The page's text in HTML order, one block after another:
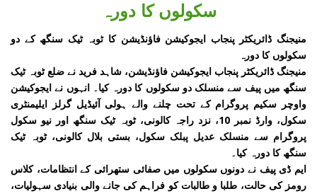
سکولوں کا دورہ
منیجنگ ڈائریکٹر پنجاب ایجوکیشن فاؤنڈیشن کا ٹوبہ ٹیک سنگھ کے دو
سکولوں کا دورہ
منیجنگ ڈائریکٹر پنجاب ایجوکیشن فاؤنڈیشن، شاہد فرید نے ضلع ٹوبہ ٹیک
سنگھ میں پیف سے منسلک دو سکولوں کا دورہ کیا۔ انہوں نے ایجوکیشن
واوچر سکیم پروگرام کے تحت چلنے والے ہولی آئیڈیل گرلز ایلیمنٹری
سکول، وارڈ نمبر 10، نزد راجہ کالونی، ٹوبہ ٹیک سنگھ اور نیو سکول
پروگرام سے منسلک عدیل پبلک سکول، بستی بلال کالونی، ٹوبہ ٹیک
سنگھ کا دورہ کیا۔
ایم ڈی پیف نے دونوں سکولوں میں صفائی ستھرائی کے انتظامات، کلاس
رومز کی حالت، طلبا و طالبات کو فراہم کی جانے والی بنیادی سہولیات،